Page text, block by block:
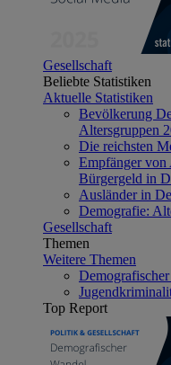
Gesellschaft
Beliebte Statistiken
Aktuelle Statistiken
Bevölkerung
Altersgruppen
Die reichsten
Empfänger von
Bürgergeld in
Ausländer in
Demografie:
Gesellschaft
Themen
Weitere Themen
Top Report